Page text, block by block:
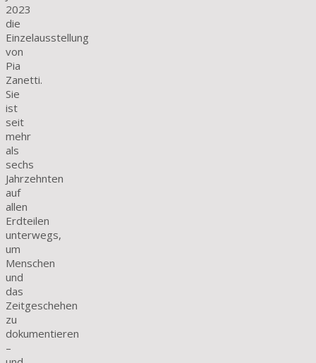
2023
die
Einzelausstellung
von
Pia
Zanetti.
Sie
ist
seit
mehr
als
sechs
Jahrzehnten
auf
allen
Erdteilen
unterwegs,
um
Menschen
und
das
Zeitgeschehen
zu
dokumentieren
–